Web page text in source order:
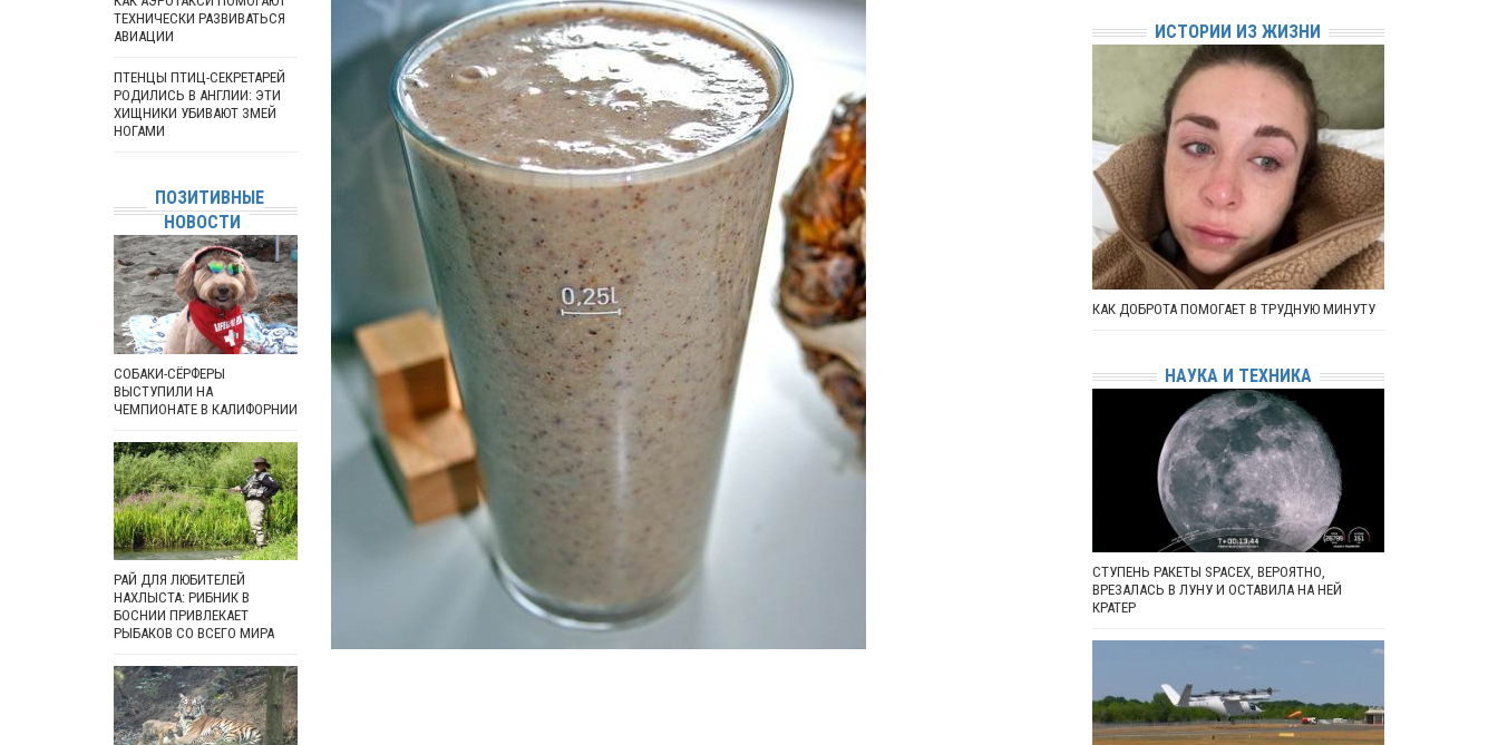
ТЕХНИЧЕСКИ РАЗВИВАТЬСЯ
АВИАЦИИ
ПТЕНЦЫ ПТИЦ-СЕКРЕТАРЕЙ
РОДИЛИСЬ В АНГЛИИ: ЭТИ
ХИЩНИКИ УБИВАЮТ ЗМЕЙ
НОГАМИ
ПОЗИТИВНЫЕ
НОВОСТИ
СОБАКИ-СЁРФЕРЫ
ВЫСТУПИЛИ НА
ЧЕМПИОНАТЕ В КАЛИФОРНИИ
РАЙ ДЛЯ ЛЮБИТЕЛЕЙ
НАХЛЫСТА: РИБНИК В
БОСНИИ ПРИВЛЕКАЕТ
РЫБАКОВ СО ВСЕГО МИРА
ИСТОРИИ ИЗ ЖИЗНИ
КАК ДОБРОТА ПОМОГАЕТ В ТРУДНУЮ МИНУТУ
НАУКА И ТЕХНИКА
СТУПЕНЬ РАКЕТЫ SPACEX, ВЕРОЯТНО,
ВРЕЗАЛАСЬ В ЛУНУ И ОСТАВИЛА НА НЕЙ
КРАТЕР